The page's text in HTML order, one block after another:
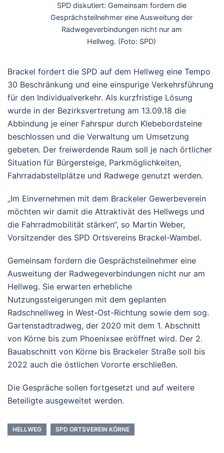
SPD diskutiert: Gemeinsam fordern die
Gesprächsteilnehmer eine Ausweitung der
Radwegeverbindungen nicht nur am
Hellweg. (Foto: SPD)
Brackel fordert die SPD auf dem Hellweg eine Tempo
30 Beschränkung und eine einspurige Verkehrsführung
für den Individualverkehr. Als kurzfristige Lösung
wurde in der Bezirksvertretung am 13.09.18 die
Abbindung je einer Fahrspur durch Klebebordsteine
beschlossen und die Verwaltung um Umsetzung
gebeten. Der freiwerdende Raum soll je nach örtlicher
Situation für Bürgersteige, Parkmöglichkeiten,
Fahrradabstellplätze und Radwege genutzt werden.
„Im Einvernehmen mit dem Brackeler Gewerbeverein
möchten wir damit die Attraktivät des Hellwegs und
die Fahrradmobilität stärken“, so Martin Weber,
Vorsitzender des SPD Ortsvereins Brackel-Wambel.
Gemeinsam fordern die Gesprächsteilnehmer eine
Ausweitung der Radwegeverbindungen nicht nur am
Hellweg. Sie erwarten erhebliche
Nutzungssteigerungen mit dem geplanten
Radschnellweg in West-Ost-Richtung sowie dem sog.
Gartenstadtradweg, der 2020 mit dem 1. Abschnitt
von Körne bis zum Phoenixsee eröffnet wird. Der 2.
Bauabschnitt von Körne bis Brackeler Straße soll bis
2022 auch die östlichen Vororte erschließen.
Die Gespräche sollen fortgesetzt und auf weitere
Beteiligte ausgeweitet werden.
HELLWEG SPD ORTSVEREIN KÖRNE